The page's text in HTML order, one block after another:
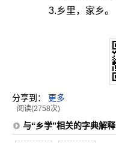
3.乡里，家乡。
分享到： 更多
阅读(2758次)
与“乡学”相关的字典解释